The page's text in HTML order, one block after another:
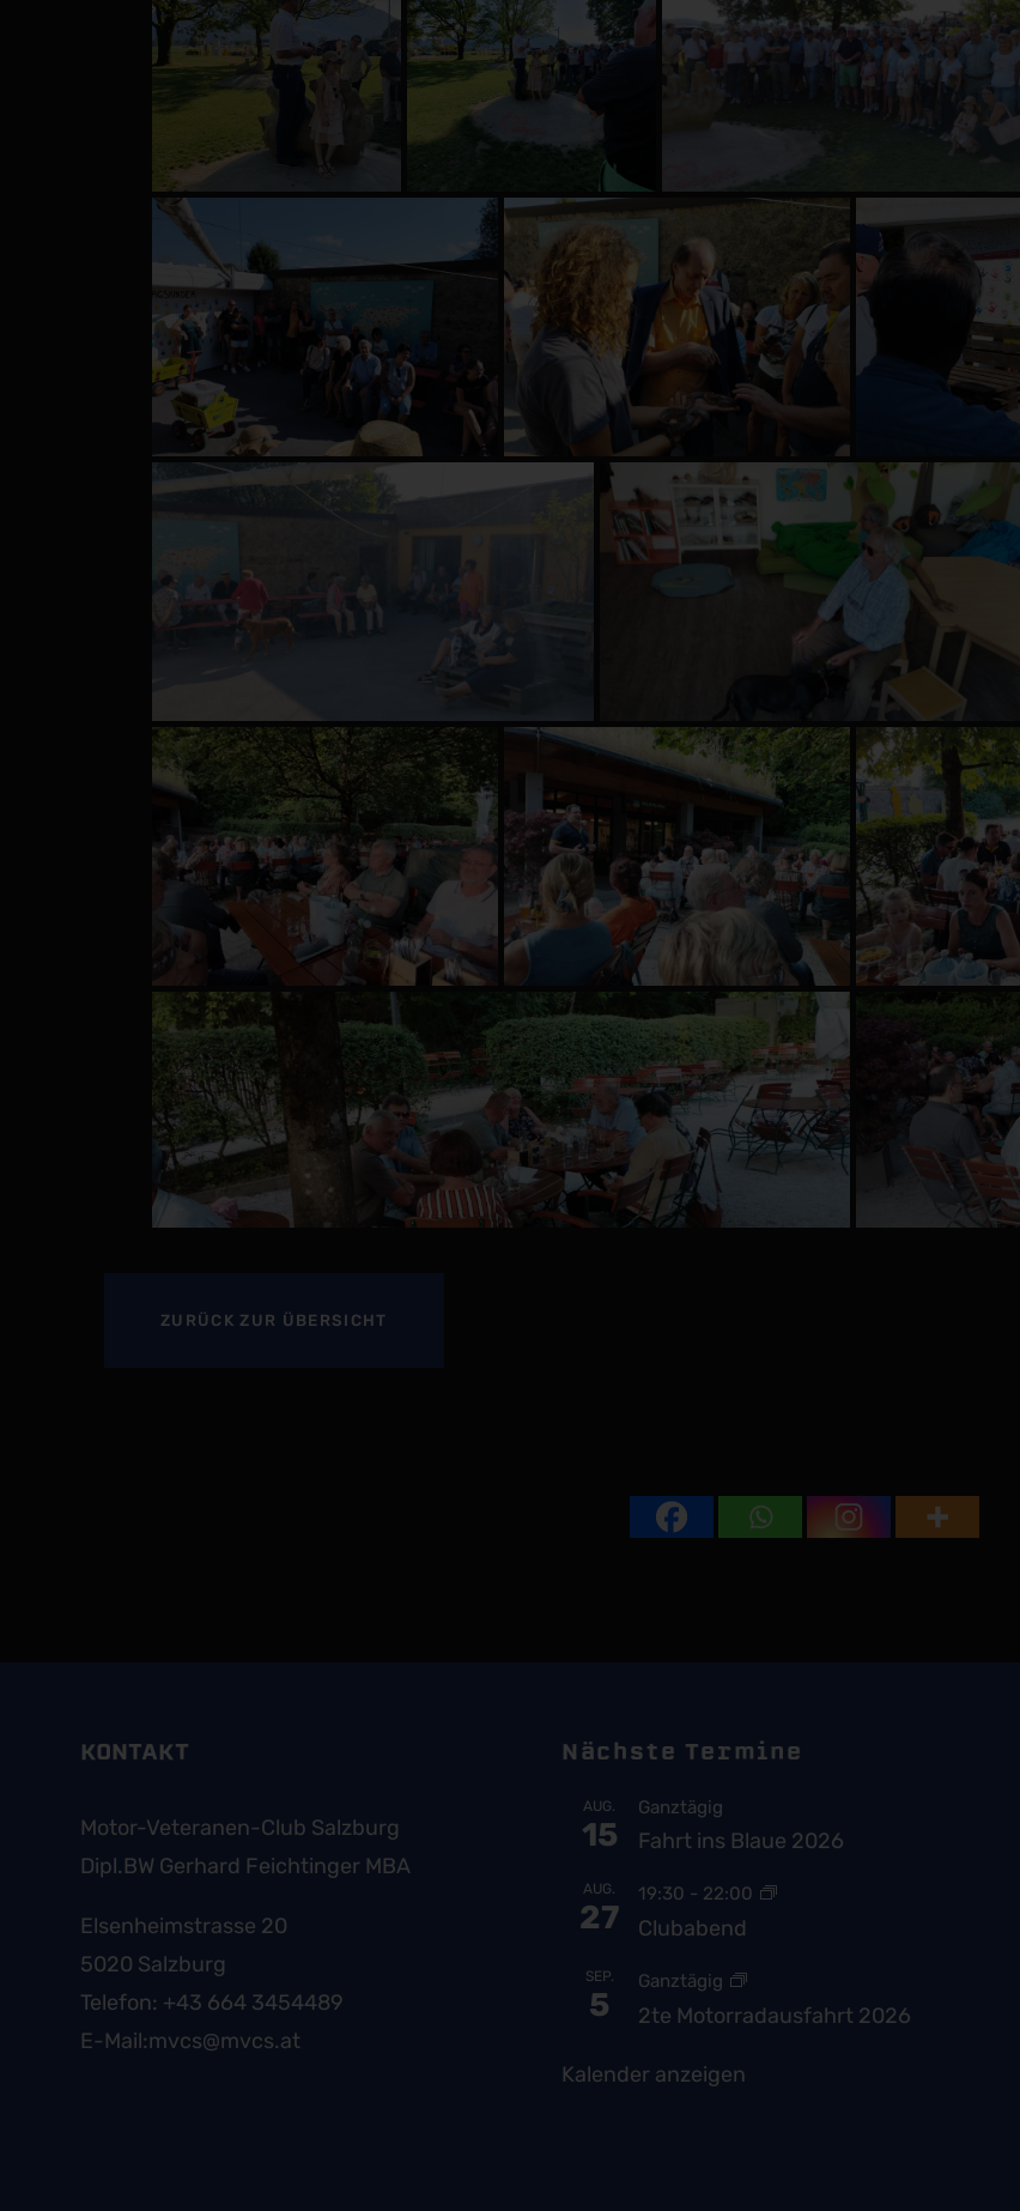
ZURÜCK ZUR ÜBERSICHT
KONTAKT
Motor-Veteranen-Club Salzburg
Dipl.BW Gerhard Feichtinger MBA
Elsenheimstrasse 20
5020 Salzburg
Telefon: +43 664 3454489
E-Mail:mvcs@mvcs.at
Nächste Termine
AUG.
15
Ganztägig
Fahrt ins Blaue 2026
AUG.
27
19:30 - 22:00
Clubabend
SEP.
5
Ganztägig
2te Motorradausfahrt 2026
Kalender anzeigen